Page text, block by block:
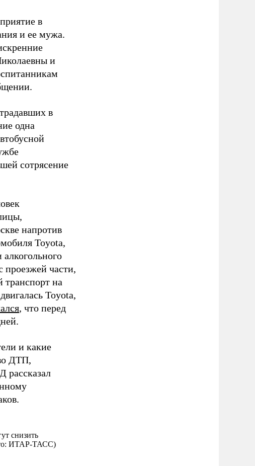
в
и ее мужа.
и
в
одна
сотрясение
напротив
Toyota,
проезжей части,
транспорт на
Toyota,
, что перед
и какие
ДТП,
рассказал
снизить
ИТАР-ТАСС)